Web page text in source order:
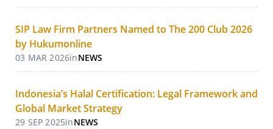
SIP Law Firm Partners Named to The 200 Club 2026
by Hukumonline
03 MAR 2026inNEWS
Indonesia’s Halal Certification: Legal Framework and
Global Market Strategy
29 SEP 2025inNEWS